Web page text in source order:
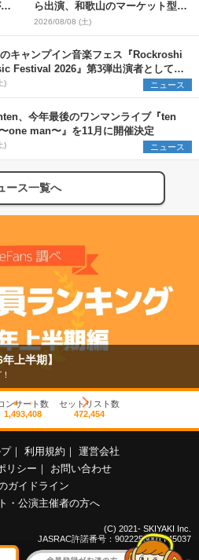
ら出演、和歌山のマーケット型野
外イベント『PICNIC JAM
2026』早割チケット発売開始
2026/08/08 (土)
キャンプイン音楽フェス『Rockroshi
Festival 2026』第3弾出演者として
、かりゆし58、Reiを発表
) ニュース
、今年最後のワンマンライブ『ten
one man〜』を11月に開催決定
) ニュース
ース一覧へ
上半期】
ンサート数
1,493,408
セットリスト数
472,454
利用規約
運営会社
リシー
お問い合わせ
ガイドライン
・公演主催者の方へ
(C) 2021- SKIYAKI Inc.
JASRAC許諾番号：9022255001Y45037